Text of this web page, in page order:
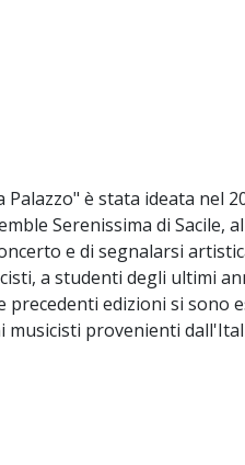
è stata ideata nel
Serenissima di Sacile,
e di segnalarsi
a studenti degli ultimi
edizioni si sono
provenienti